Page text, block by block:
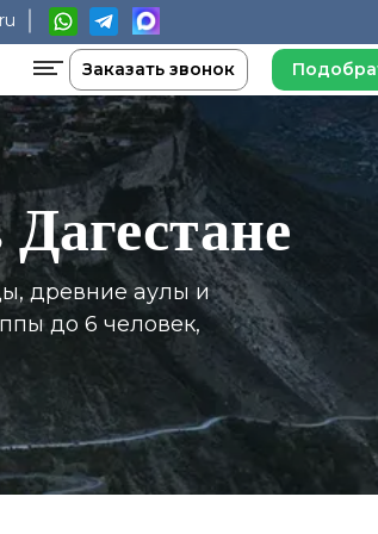
Заказать звонок
древние аулы и
до 6 человек,